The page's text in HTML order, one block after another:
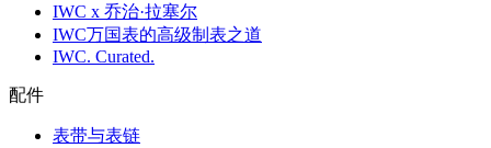
IWC x 乔治·拉塞尔
IWC万国表的高级制表之道
IWC. Curated.
配件
表带与表链